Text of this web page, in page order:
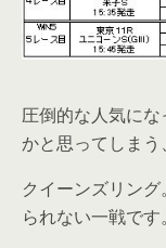
圧倒的な人気に
かと思ってしま
クイーンズリン
られない一戦で